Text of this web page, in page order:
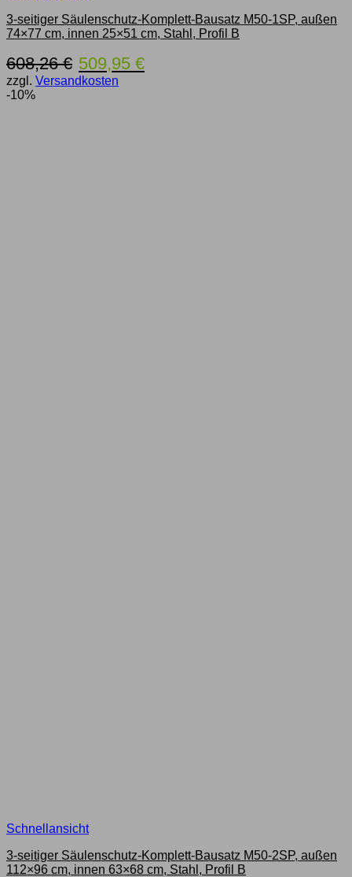
3-seitiger Säulenschutz-Komplett-Bausatz M50-1SP, außen
74×77 cm, innen 25×51 cm, Stahl, Profil B
608,26€ Ursprünglicher
Preis
war:
509,95 €Aktueller
Preis
zzgl. Versandkosten
-10%
Schnellansicht
3-seitiger Säulenschutz-Komplett-Bausatz M50-2SP, außen
112×96 cm, innen 63×68 cm, Stahl, Profil B